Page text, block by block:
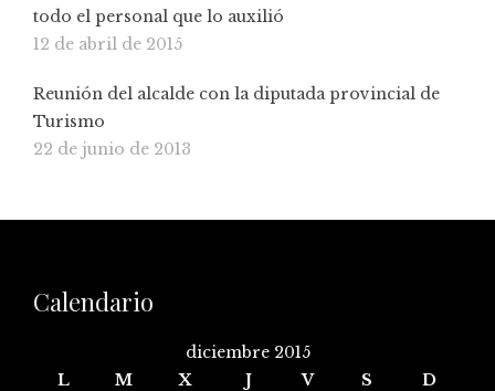
todo el personal que lo auxilió
12 de abril de 2015
Reunión del alcalde con la diputada provincial de
Turismo
22 de junio de 2013
Calendario
diciembre 2015
L
M X J V S
D